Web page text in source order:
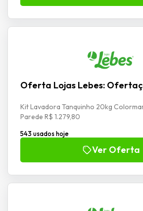
Oferta Lojas Lebes:
Kit Lavadora Tanquinho 20kg
Parede R$ 1.279,80
543 usados hoje
Ver Oferta